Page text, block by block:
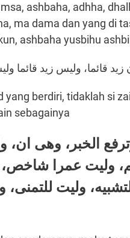
ashbaha, adhha,
ma dama dan yang di
ashbaha yusbihu
زيد قائما، وليس زيد قائما
yang berdiri, tidaklah si
sebagainya
الخبر، وهى ان،
وليت عمرا
وليت للتمنى،